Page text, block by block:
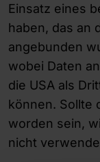
Einsatz eines
haben, das an
angebunden
wobei Daten
die USA als
können. Sollte
worden sein,
nicht